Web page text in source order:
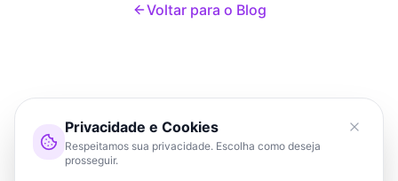
Voltar para o Blog
Privacidade e Cookies
Respeitamos sua privacidade. Escolha como deseja
prosseguir.